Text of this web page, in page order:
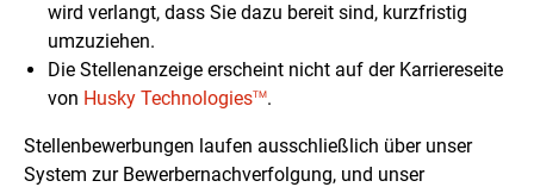
wird verlangt, dass Sie dazu bereit sind, kurzfristig
umzuziehen.
Die Stellenanzeige erscheint nicht auf der Karriereseite
von Husky TechnologiesTM.
Stellenbewerbungen laufen ausschließlich über unser
System zur Bewerbernachverfolgung, und unser